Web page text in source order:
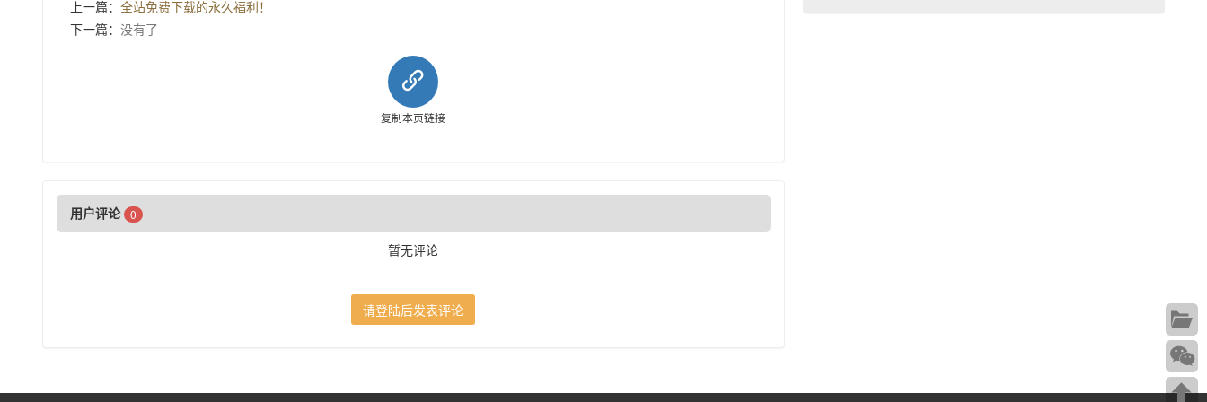
上一篇： 全站免费下载的永久福利！
下一篇： 没有了
复制本页链接
用户评论 0
暂无评论
请登陆后发表评论